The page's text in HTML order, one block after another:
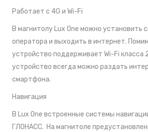
Работает с 4G и Wi-Fi
В магнитолу Lux One можно установить
оператора и выходить в интернет.
устройство поддерживает Wi-Fi класса
устройство всегда можно раздать
смартфона.
Навигация
В Lux One встроенные системы
ГЛОНАСС. На магнитоле